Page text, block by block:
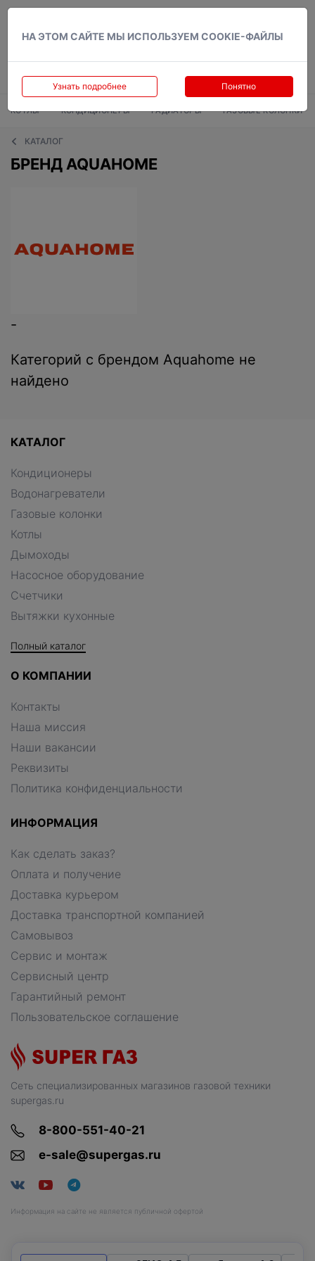
НА ЭТОМ САЙТЕ МЫ ИСПОЛЬЗУЕМ COOKIE-ФАЙЛЫ
Узнать подробнее Понятно
КОТЛЫ КОНДИЦИОНЕРЫ РАДИАТОРЫ ГАЗОВЫЕ КОЛОНКИ
КАТАЛОГ
БРЕНД AQUAHOME
-
Категорий с брендом Aquahome не
найдено
Сеть специализированных магазинов газовой техники
supergas.ru
8-800-551-40-21
e-sale@supergas.ru
Информация на сайте не является публичной офертой
КАТАЛОГ
Кондиционеры
Водонагреватели
Газовые колонки
Котлы
Дымоходы
Насосное оборудование
Счетчики
Вытяжки кухонные
Полный каталог
О КОМПАНИИ
Контакты
Наша миссия
Наши вакансии
Реквизиты
Политика конфиденциальности
ИНФОРМАЦИЯ
Как сделать заказ?
Оплата и получение
Доставка курьером
Доставка транспортной компанией
Самовывоз
Сервис и монтаж
Сервисный центр
Гарантийный ремонт
Пользовательское соглашение